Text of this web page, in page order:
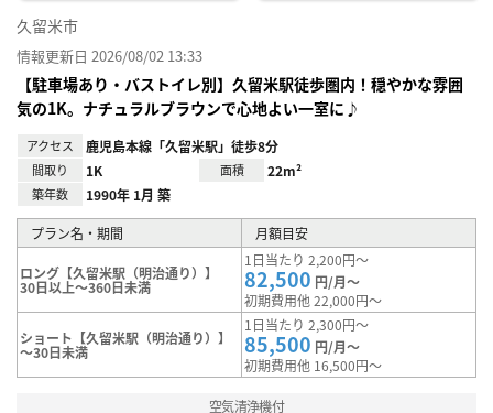
久留米市
情報更新日 2026/08/02 13:33
【駐車場あり・バストイレ別】久留米駅徒歩圏内！穏やかな雰囲
気の1K。ナチュラルブラウンで心地よい一室に♪
アクセス 鹿児島本線「久留米駅」徒歩8分
間取り 1K 面積 22m²
築年数 1990年 1月 築
プラン名・期間 月額目安
ロング【久留米駅（明治通り）】
30日以上～360日未満
1日当たり 2,200円～
82,500 円/月～
初期費用他 22,000円～
ショート【久留米駅（明治通り）】
～30日未満
1日当たり 2,300円～
85,500 円/月～
初期費用他 16,500円～
空気清浄機付